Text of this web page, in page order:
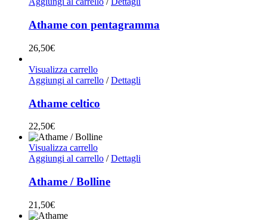
Athame con pentagramma
26,50€
Visualizza carrello
Aggiungi al carrello / Dettagli
Athame celtico
22,50€
Visualizza carrello
Aggiungi al carrello / Dettagli
Athame / Bolline
21,50€